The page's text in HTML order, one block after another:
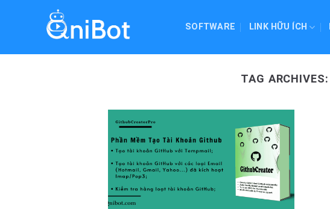
SOFTWARE LINK HỮU ÍCH
TAG ARCHIVES: